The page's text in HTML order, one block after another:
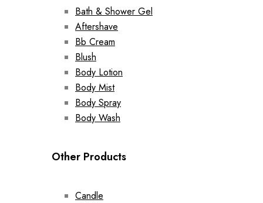
Bath & Shower Gel
Aftershave
Bb Cream
Blush
Body Lotion
Body Mist
Body Spray
Body Wash
Other Products
Candle